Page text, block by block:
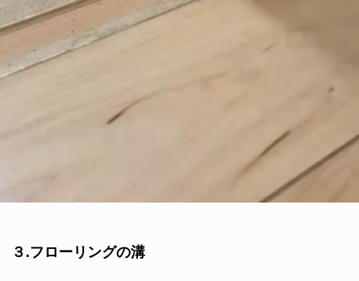
３.フローリングの溝